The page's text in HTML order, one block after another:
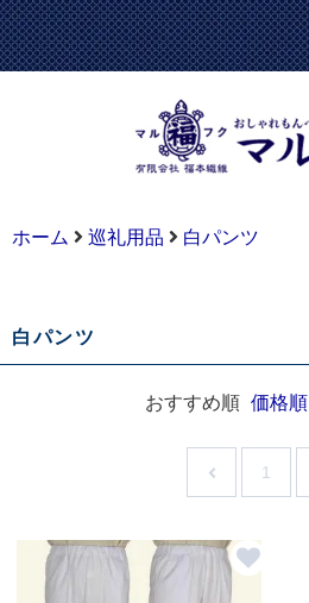
ホーム 巡礼用品 白パンツ
白パンツ
おすすめ順 価格順
1